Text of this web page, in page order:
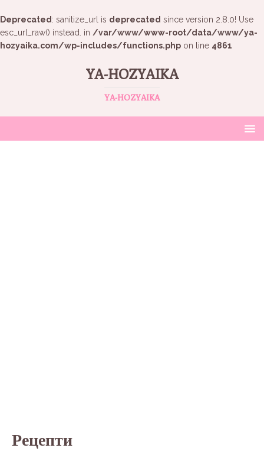
Deprecated : sanitize_url is deprecated since version 2.8.0! Use
esc_url_raw() instead. in /var/www/www-root/data/www/ya-
hozyaika.com/wp-includes/functions.php on line 4861
YA-HOZYAIKA
YA-HOZYAIKA
Рецепти